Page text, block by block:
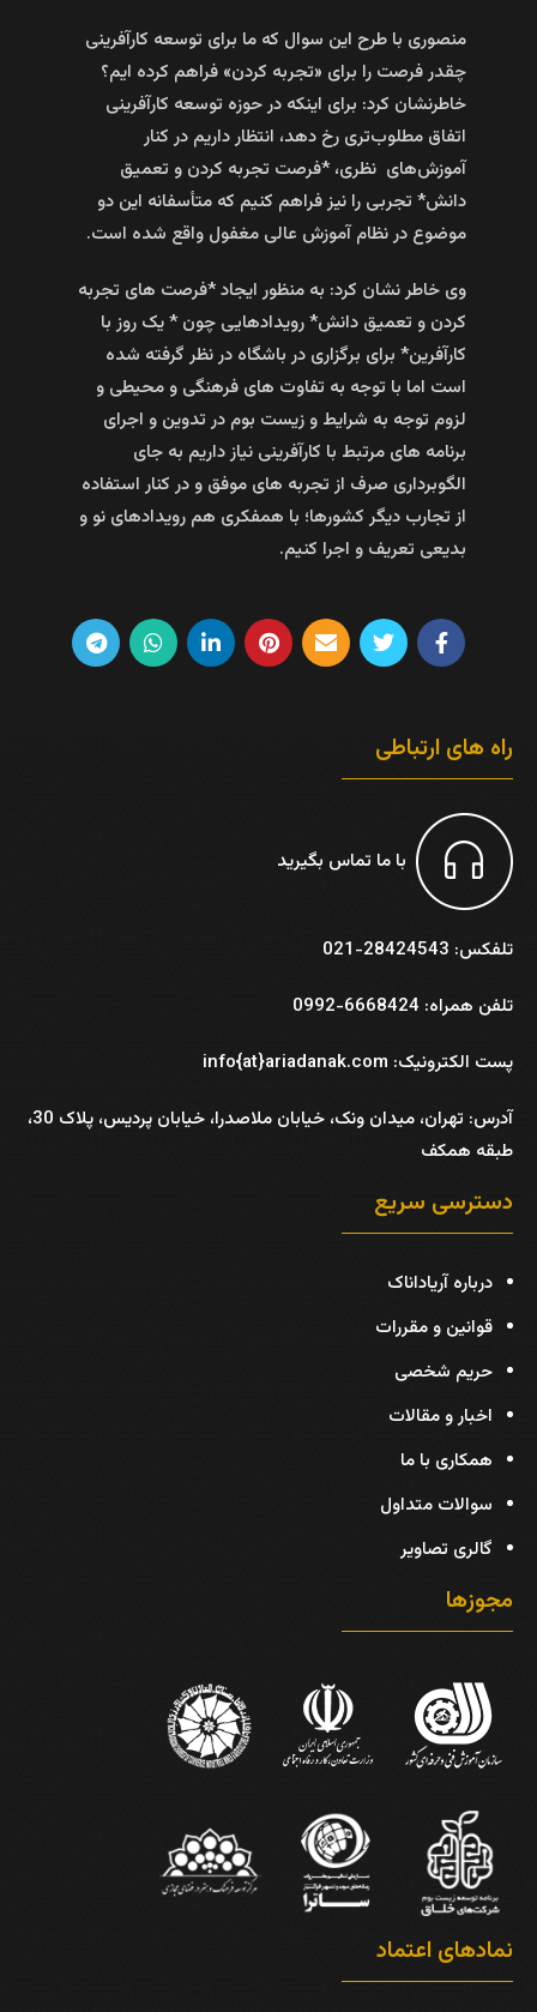
منصوری با طرح این سوال که ما برای توسعه کارآفرینی
چقدر فرصت را برای «تجربه کردن» فراهم کرده ایم؟
خاطرنشان کرد: برای اینکه در حوزه توسعه کارآفرینی
اتفاق مطلوب‌تری رخ دهد، انتظار داریم در کنار
آموزش‌های نظری، *فرصت تجربه کردن و تعمیق
دانش* تجربی را نیز فراهم کنیم که متأسفانه این دو
موضوع در نظام آموزش عالی مغفول واقع شده است.
وی خاطر نشان کرد: به منظور ایجاد *فرصت های تجربه
کردن و تعمیق دانش* رویدادهایی چون * یک روز با
کارآفرین* برای برگزاری در باشگاه در نظر گرفته شده
است اما با توجه به تفاوت های فرهنگی و محیطی و
لزوم توجه به شرایط و زیست بوم در تدوین و اجرای
برنامه های مرتبط با کارآفرینی نیاز داریم به جای
الگوبرداری صرف از تجربه های موفق و در کنار استفاده
از تجارب دیگر کشورها؛ با همفکری هم رویدادهای نو و
بدیعی تعریف و اجرا کنیم.
راه های ارتباطی
با ما تماس بگیرید
تلفکس: 28424543-021
تلفن همراه: 6668424-0992
پست الکترونیک: info{at}ariadanak.com
آدرس:
تهران، میدان ونک، خیابان ملاصدرا، خیابان پردیس، پلاک 30،
طبقه همکف
دسترسی سریع
درباره آریاداناک
قوانین و مقررات
حریم شخصی
اخبار و مقالات
همکاری با ما
سوالات متداول
گالری تصاویر
مجوزها
نمادهای اعتماد